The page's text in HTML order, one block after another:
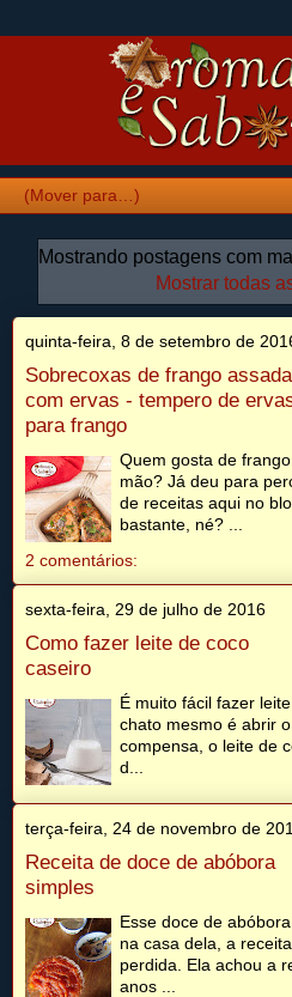
Mostrando postagens com
Mostrar todas
quinta-feira, 8 de setembro de
Sobrecoxas de frango assada
com ervas - tempero de
para frango
Quem gosta de
mão? Já deu para
de receitas aqui no
bastante, né? ...
2 comentários:
sexta-feira, 29 de julho de 2016
Como fazer leite de coco
caseiro
É muito fácil fazer
chato mesmo é abrir
compensa, o leite de
d...
terça-feira, 24 de novembro de
Receita de doce de abóbora
simples
Esse doce de
na casa dela, a
perdida. Ela achou a
anos ...